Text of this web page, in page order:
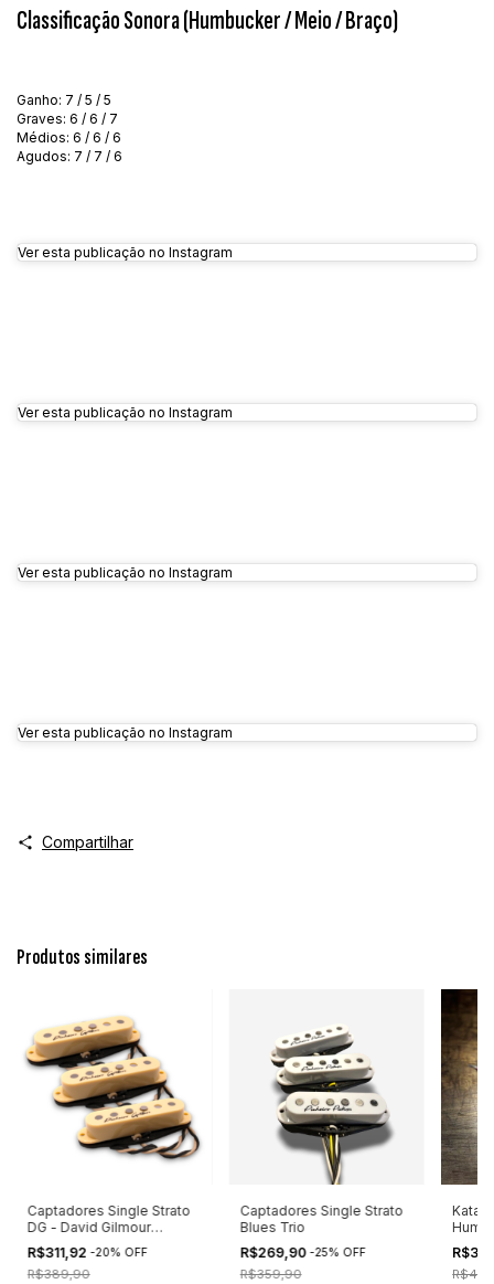
Classificação Sonora (Humbucker / Meio / Braço)
Ganho: 7 / 5 / 5
Graves: 6 / 6 / 7
Médios: 6 / 6 / 6
Agudos: 7 / 7 / 6
Ver esta publicação no Instagram
Ver esta publicação no Instagram
Ver esta publicação no Instagram
Ver esta publicação no Instagram
Compartilhar
Produtos similares
Captadores Single Strato
DG - David Gilmour
Inspired
R$311,92 -20% OFF
R$389,90
Captadores Single Strato
Blues Trio
R$269,90 -25% OFF
R$359,90